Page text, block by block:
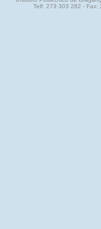
Telf: 273 303 282 - Fax: